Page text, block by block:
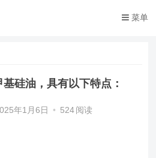
菜单
硅油，具有以下特点：
年1月6日 • 524 阅读